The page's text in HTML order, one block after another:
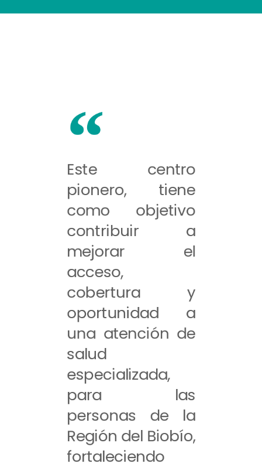
Este centro
pionero, tiene
como objetivo
contribuir a
mejorar el
acceso,
cobertura y
oportunidad a
una atención de
salud
especializada,
para las
personas de la
Región del Biobío,
fortaleciendo